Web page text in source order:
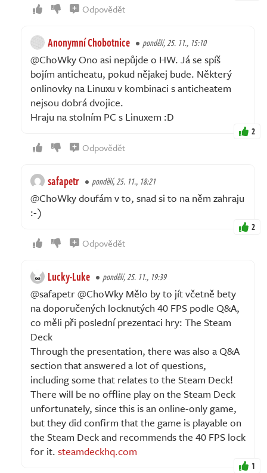
Odpovědět
Anonymní Chobotnice pondělí, 25. 11., 15:10
@ChoWky Ono asi nepůjde o HW. Já se spíš
bojím anticheatu, pokud nějakej bude. Některý
onlinovky na Linuxu v kombinaci s anticheatem
nejsou dobrá dvojice.
Hraju na stolním PC s Linuxem :D
2
Odpovědět
safapetr pondělí, 25. 11., 18:21
@ChoWky doufám v to, snad si to na něm zahraju
:-)
2
Odpovědět
Lucky-Luke pondělí, 25. 11., 19:39
@safapetr @ChoWky Mělo by to jít včetně bety
na doporučených locknutých 40 FPS podle Q&A,
co měli při poslední prezentaci hry: The Steam
Deck
Through the presentation, there was also a Q&A
section that answered a lot of questions,
including some that relates to the Steam Deck!
There will be no offline play on the Steam Deck
unfortunately, since this is an online-only game,
but they did confirm that the game is playable on
the Steam Deck and recommends the 40 FPS lock
for it. steamdeckhq.com
1